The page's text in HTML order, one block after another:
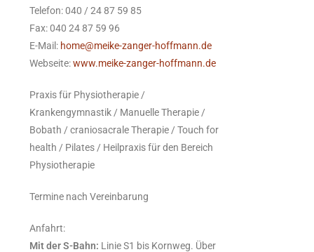
Telefon: 040 / 24 87 59 85
Fax: 040 24 87 59 96
E-Mail: home@meike-zanger-hoffmann.de
Webseite:www.meike-zanger-hoffmann.de
Praxis für Physiotherapie /
Krankengymnastik / Manuelle Therapie /
Bobath / craniosacrale Therapie / Touch for
health / Pilates / Heilpraxis für den Bereich
Physiotherapie
Termine nach Vereinbarung
Anfahrt:
Mit der S-Bahn: Linie S1 bis Kornweg. Über